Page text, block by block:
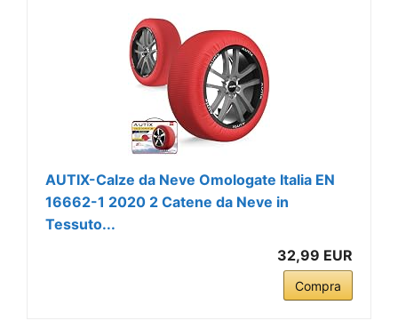
AUTIX-Calze da Neve Omologate Italia EN
16662-1 2020 2 Catene da Neve in
Tessuto...
32,99 EUR
Compra